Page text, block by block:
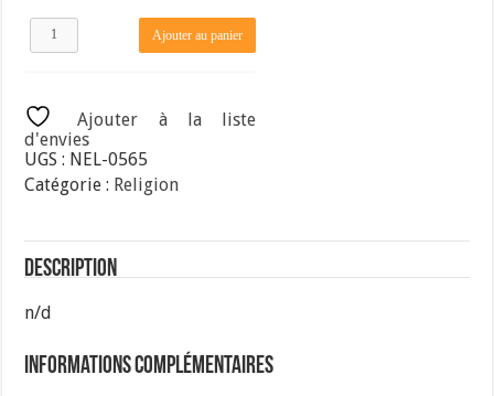
quantité
Christ
Ajouter au panier
Ajouter à la liste
d'envies
UGS : NEL-0565
Catégorie : Religion
Description
n/d
Informations complémentaires